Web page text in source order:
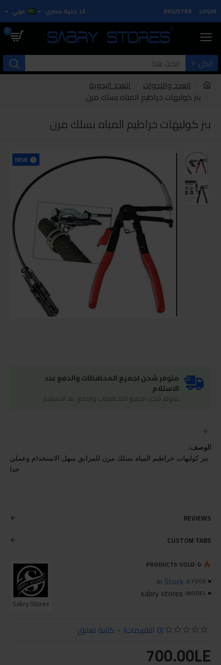
LOGIN
REGISTER
LE جنية مصري عربي
0
الكل
العدد والادوات
العدد اليدوية
بنز كوليهات خراطيم المياه بسلك مرن
بنز كوليهات خراطيم المياه بسلك مرن
NEW
متوفر شحن لجميع المحافظات والدفع عند
الاستلام
متوفر شحن لجميع المحافظات والدفع عند الاستلام
الوصف:
بنز كوليهات خراطيم المياه بسلك مرن للمزانق سهل الاستخدام وعملي
جدا
REVIEWS
CUSTOM TABS
STOCK:
In Stock
MODEL:
sabry stores
Sabry Stores
PRODUCTS SOLD: 0
(0 التقييمات) - كتابة تعليق
700.00LE